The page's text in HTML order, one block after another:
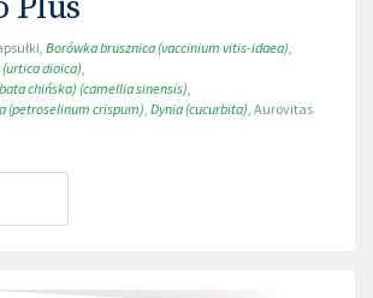
, Borówka brusznica (vaccinium vitis-idaea),
dioica),
chińska) (camellia sinensis),
(petroselinum crispum), Dynia (cucurbita), Aurovitas